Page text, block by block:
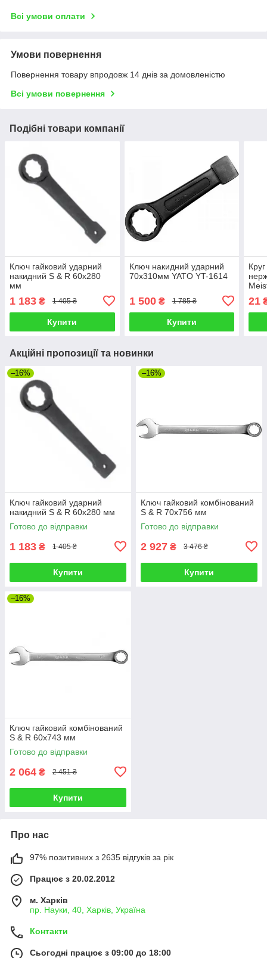
Всі умови оплати
Умови повернення
Повернення товару впродовж 14 днів за домовленістю
Всі умови повернення
Подібні товари компанії
Ключ гайковий ударний
накидний S & R 60х280
мм
1 183 ₴ 1 405 ₴
Купити
Ключ накидний ударний
70x310мм YATO YT-1614
1 500₴ 1 785 ₴
Купити
21
Акційні пропозиції та новинки
–16%
Ключ гайковий ударний
накидний S & R 60х280 мм
Готово до відправки
1 183 ₴ 1 405 ₴
Купити
–16%
Ключ гайковий комбінований
S & R 70х756 мм
Готово до відправки
2 927 ₴ 3 476 ₴
Купити
–16%
Ключ гайковий комбінований
S & R 60х743 мм
Готово до відправки
2 064 ₴ 2 451 ₴
Купити
Про нас
97% позитивних з 2635 відгуків за рік
Працює з 20.02.2012
м. Харків
пр. Науки, 40, Харків, Україна
Контакти
Сьогодні працює з 09:00 до 18:00